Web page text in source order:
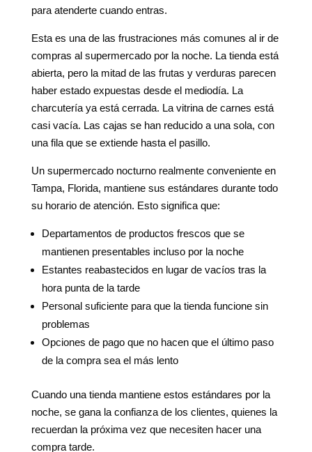
para atenderte cuando entras.
Esta es una de las frustraciones más comunes al ir de
compras al supermercado por la noche. La tienda está
abierta, pero la mitad de las frutas y verduras parecen
haber estado expuestas desde el mediodía. La
charcutería ya está cerrada. La vitrina de carnes está
casi vacía. Las cajas se han reducido a una sola, con
una fila que se extiende hasta el pasillo.
Un supermercado nocturno realmente conveniente en
Tampa, Florida, mantiene sus estándares durante todo
su horario de atención. Esto significa que:
Departamentos de productos frescos que se
mantienen presentables incluso por la noche
Estantes reabastecidos en lugar de vacíos tras la
hora punta de la tarde
Personal suficiente para que la tienda funcione sin
problemas
Opciones de pago que no hacen que el último paso
de la compra sea el más lento
Cuando una tienda mantiene estos estándares por la
noche, se gana la confianza de los clientes, quienes la
recuerdan la próxima vez que necesiten hacer una
compra tarde.